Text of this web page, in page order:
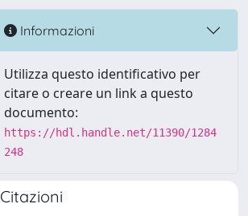
Informazioni
Utilizza questo identificativo per
citare o creare un link a questo
documento:
https://hdl.handle.net/11390/1284
248
Citazioni